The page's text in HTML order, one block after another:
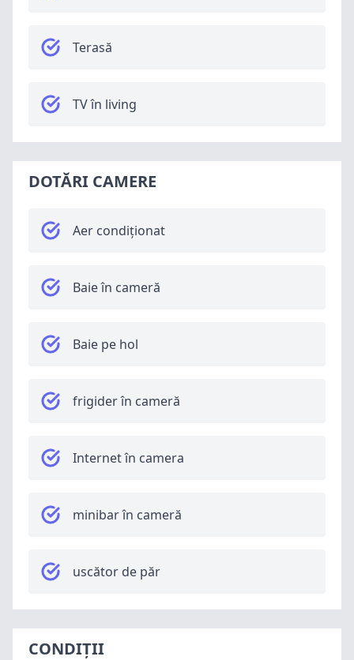
Terasă
TV în living
DOTĂRI CAMERE
Aer condiționat
Baie în cameră
Baie pe hol
frigider în cameră
Internet în camera
minibar în cameră
uscător de păr
CONDIȚII